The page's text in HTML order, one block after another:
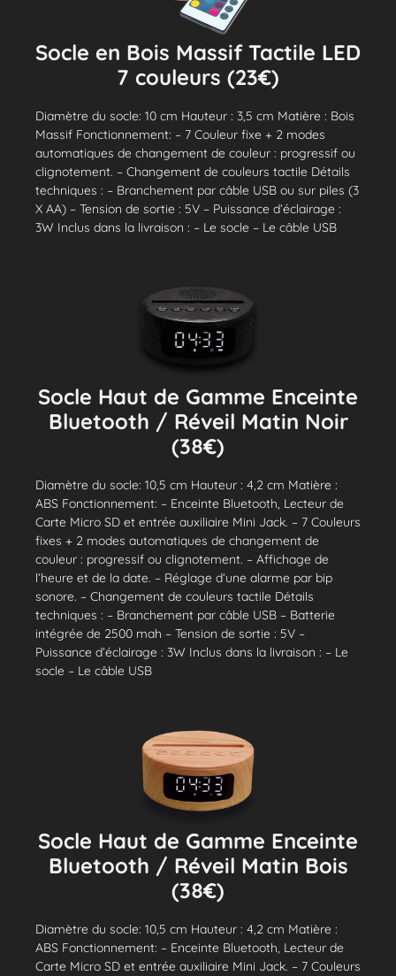
Socle en Bois Massif Tactile LED
7 couleurs (23€)
Diamètre du socle: 10 cm Hauteur : 3,5 cm Matière : Bois
Massif Fonctionnement: – 7 Couleur fixe + 2 modes
automatiques de changement de couleur : progressif ou
clignotement. – Changement de couleurs tactile Détails
techniques : – Branchement par câble USB ou sur piles (3
X AA) – Tension de sortie : 5V – Puissance d’éclairage :
3W Inclus dans la livraison : – Le socle – Le câble USB
Socle Haut de Gamme Enceinte
Bluetooth / Réveil Matin Noir
(38€)
Diamètre du socle: 10,5 cm Hauteur : 4,2 cm Matière :
ABS Fonctionnement: – Enceinte Bluetooth, Lecteur de
Carte Micro SD et entrée auxiliaire Mini Jack. – 7 Couleurs
fixes + 2 modes automatiques de changement de
couleur : progressif ou clignotement. – Affichage de
l’heure et de la date. – Réglage d’une alarme par bip
sonore. – Changement de couleurs tactile Détails
techniques : – Branchement par câble USB – Batterie
intégrée de 2500 mah – Tension de sortie : 5V –
Puissance d’éclairage : 3W Inclus dans la livraison : – Le
socle – Le câble USB
Socle Haut de Gamme Enceinte
Bluetooth / Réveil Matin Bois
(38€)
Diamètre du socle: 10,5 cm Hauteur : 4,2 cm Matière :
ABS Fonctionnement: – Enceinte Bluetooth, Lecteur de
Carte Micro SD et entrée auxiliaire Mini Jack. – 7 Couleurs